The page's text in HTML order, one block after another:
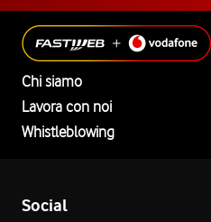
Chi siamo
Lavora con noi
Whistleblowing
Social